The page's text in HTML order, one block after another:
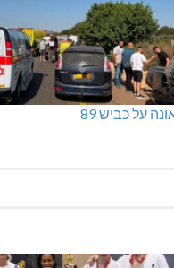
על כביש 89